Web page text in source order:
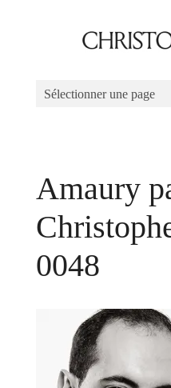
Sélectionner une page
Amaury
0048